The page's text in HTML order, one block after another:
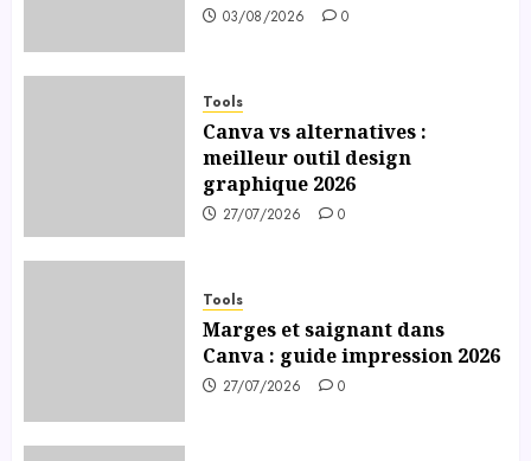
03/08/2026 0
Tools
Canva vs alternatives :
meilleur outil design
graphique 2026
27/07/2026 0
Tools
Marges et saignant dans
Canva : guide impression 2026
27/07/2026 0